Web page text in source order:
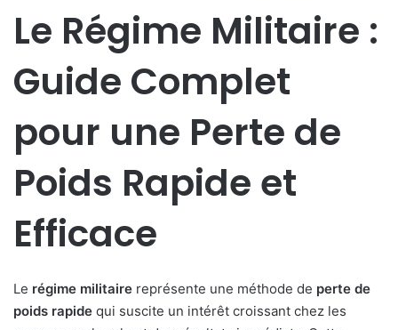
Le Régime Militaire :
Guide Complet
pour une Perte de
Poids Rapide et
Efficace
Le régime militaire représente une méthode de perte de
poids rapide qui suscite un intérêt croissant chez les